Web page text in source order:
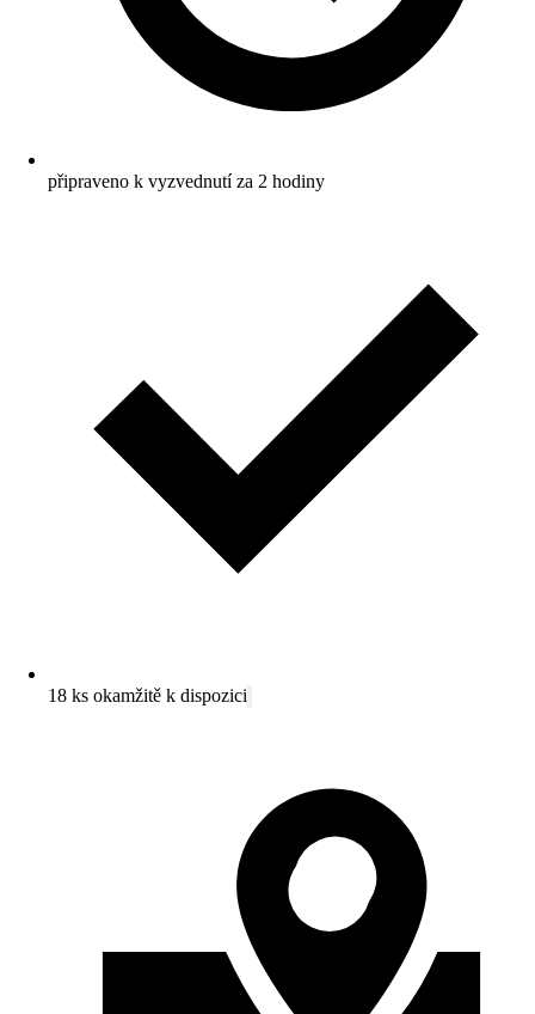
připraveno k vyzvednutí za 2 hodiny
18 ks okamžitě k dispozici